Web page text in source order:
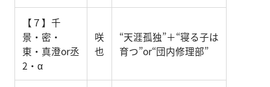
【７】千
景・密・
東・真澄or丞
2・α
咲
也
“天涯孤独”＋“寝る子は
育つ”or“団内修理部”